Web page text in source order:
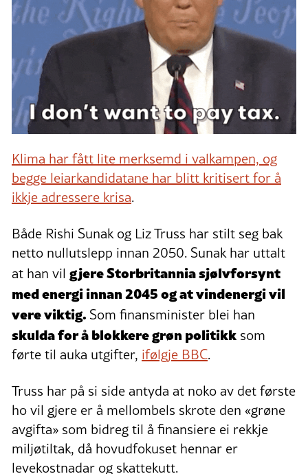
Klima har fått lite merksemd i valkampen, og
begge leiarkandidatane har blitt kritisert for å
ikkje adressere krisa.
Både Rishi Sunak og Liz Truss har stilt seg bak
netto nullutslepp innan 2050. Sunak har uttalt
at han vil gjere Storbritannia sjølvforsynt
med energi innan 2045 og at vindenergi vil
vere viktig. Som finansminister blei han
skulda for å blokkere grøn politikk som
førte til auka utgifter, ifølgje BBC.
Truss har på si side antyda at noko av det første
ho vil gjere er å mellombels skrote den «grøne
avgifta» som bidreg til å finansiere ei rekkje
miljøtiltak, då hovudfokuset hennar er
levekostnadar og skattekutt.